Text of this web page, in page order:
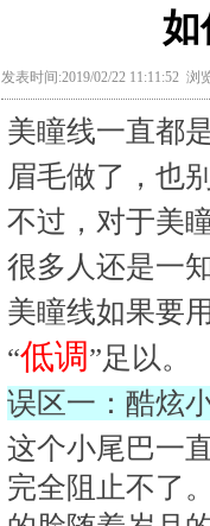
如
发表时间:2019/02/22 11:11:52 浏
美瞳线一直都
眉毛做了，也
不过，对于美
很多人还是一
美瞳线如果要
“低调”足以。
误区一：酷炫
这个小尾巴一
完全阻止不了